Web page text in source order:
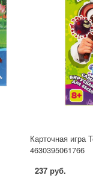
Карточная игра
4630395061766
237 руб.